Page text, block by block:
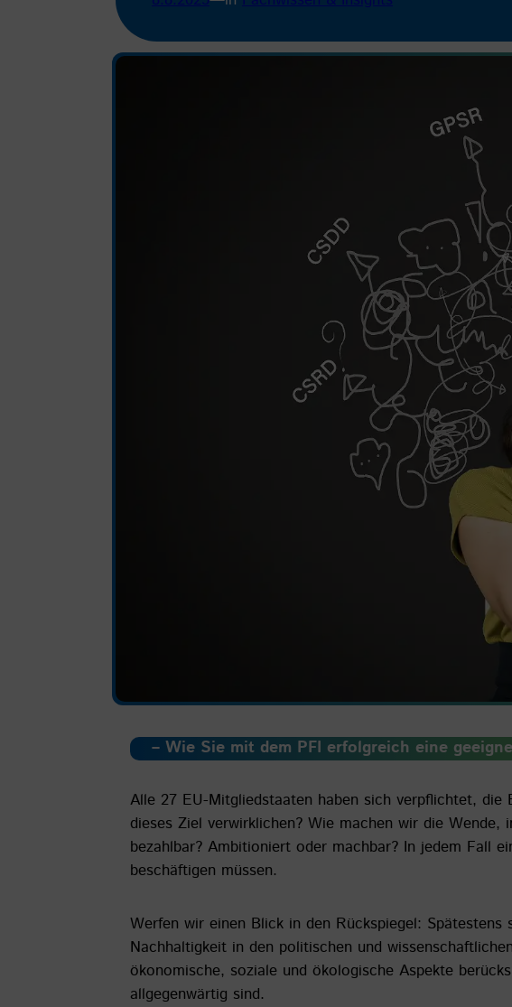
– Wie Sie mit dem PFI erfolgreich eine
Alle 27 EU-Mitgliedstaaten haben sich verpflichtet,
dieses Ziel verwirklichen? Wie machen wir die
bezahlbar? Ambitioniert oder machbar? In jedem Fall
beschäftigen müssen.
Werfen wir einen Blick in den Rückspiegel:
Nachhaltigkeit in den politischen und
ökonomische, soziale und ökologische Aspekte
allgegenwärtig sind.